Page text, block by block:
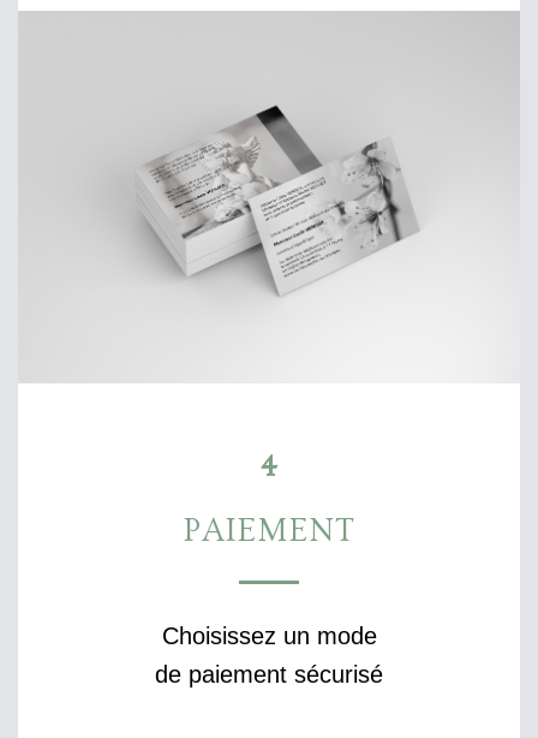
4
PAIEMENT
Choisissez un mode
de paiement sécurisé